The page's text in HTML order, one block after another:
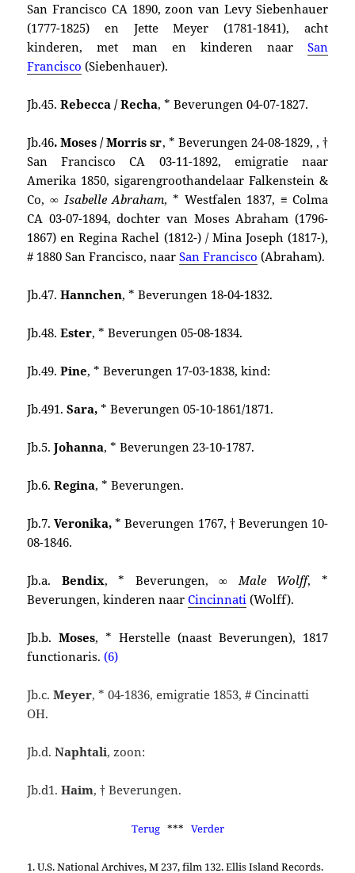
San Francisco CA 1890, zoon van Levy Siebenhauer
(1777-1825) en Jette Meyer (1781-1841), acht
kinderen, met man en kinderen naar San
Francisco (Siebenhauer).
Jb.45.Rebecca / Recha, * Beverungen 04-07-1827.
Jb.46. Moses / Morris sr, * Beverungen 24-08-1829, , †
San Francisco CA 03-11-1892, emigratie naar
Amerika 1850, sigarengroothandelaar Falkenstein &
Co,∞ Isabelle Abraham, * Westfalen 1837, ≡ Colma
CA 03-07-1894, dochter van Moses Abraham (1796-
1867) en Regina Rachel (1812-) / Mina Joseph (1817-),
# 1880 San Francisco, naarSan Francisco (Abraham).
Jb.47.Hannchen, * Beverungen 18-04-1832.
Jb.48.Ester, * Beverungen 05-08-1834.
Jb.49.Pine, * Beverungen 17-03-1838, kind:
Jb.491.Sara,* Beverungen 05-10-1861/1871.
Jb.5.Johanna, * Beverungen 23-10-1787.
Jb.6.Regina, * Beverungen.
Jb.7.Veronika,* Beverungen 1767, † Beverungen 10-
08-1846.
Jb.a. Bendix, * Beverungen, ∞Male Wolff, *
Beverungen,kinderen naarCincinnati (Wolff).
Jb.b.Moses, * Herstelle (naast Beverungen), 1817
functionaris.(6)
Jb.c.Meyer, * 04-1836, emigratie 1853, # Cincinatti
OH.
Jb.d.Naphtali, zoon:
Jb.d1.Haim, † Beverungen.
Terug *** Verder
1. U.S. National Archives, M 237, film 132. Ellis Island Records.